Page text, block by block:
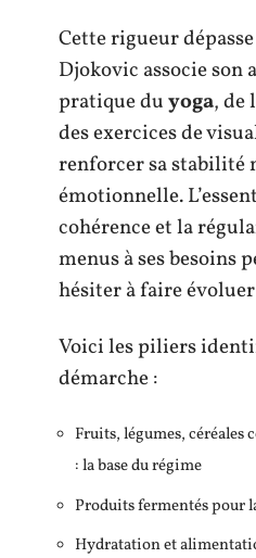
Cette rigueur
Djokovic associe son
pratique duyoga, de
des exercices de
renforcer sa stabilité
émotionnelle.
cohérence et la
menus à ses besoins
hésiter à faire
Voici les piliers
démarche :
Fruits, légumes, céréales
: la base du régime
Produits fermentés pour
Hydratation et